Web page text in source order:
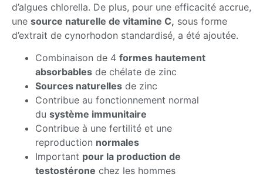
d’algues chlorella. De plus, pour une efficacité accrue,
une source naturelle de vitamine C, sous forme
d’extrait de cynorhodon standardisé, a été ajoutée.
Combinaison de 4 formes hautement
absorbables de chélate de zinc
Sources naturelles de zinc
Contribue au fonctionnement normal
du système immunitaire
Contribue à une fertilité et une
reproduction normales
Important pour la production de
testostérone chez les hommes